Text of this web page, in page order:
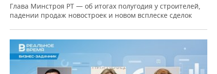
Глава Минстроя РТ — об итогах полугодия у строителей,
падении продаж новостроек и новом всплеске сделок